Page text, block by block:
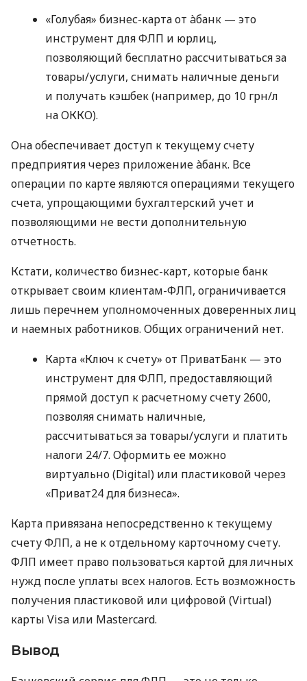
«Голубая» бизнес-карта от àбанк — это
инструмент для ФЛП и юрлиц,
позволяющий бесплатно рассчитываться за
товары/услуги, снимать наличные деньги
и получать кэшбек (например, до 10 грн/л
на ОККО).
Она обеспечивает доступ к текущему счету
предприятия через приложение àбанк. Все
операции по карте являются операциями текущего
счета, упрощающими бухгалтерский учет и
позволяющими не вести дополнительную
отчетность.
Кстати, количество бизнес-карт, которые банк
открывает своим клиентам-ФЛП, ограничивается
лишь перечнем уполномоченных доверенных лиц
и наемных работников. Общих ограничений нет.
Карта «Ключ к счету» от ПриватБанк — это
инструмент для ФЛП, предоставляющий
прямой доступ к расчетному счету 2600,
позволяя снимать наличные,
рассчитываться за товары/услуги и платить
налоги 24/7. Оформить ее можно
виртуально (Digital) или пластиковой через
«Приват24 для бизнеса».
Карта привязана непосредственно к текущему
счету ФЛП, а не к отдельному карточному счету.
ФЛП имеет право пользоваться картой для личных
нужд после уплаты всех налогов. Есть возможность
получения пластиковой или цифровой (Virtual)
карты Visa или Mastercard.
Вывод